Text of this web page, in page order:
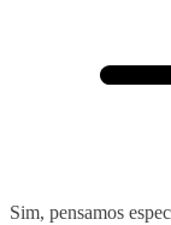
Sim, pensamos